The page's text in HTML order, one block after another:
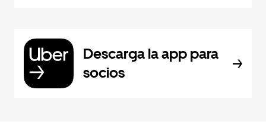
Descarga la app para
socios